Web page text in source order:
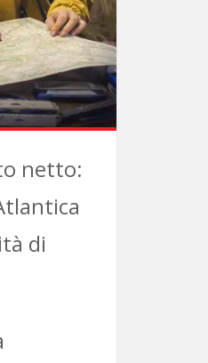
netto:
di